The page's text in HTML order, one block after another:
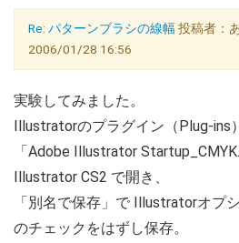
Re: パターンブラシの線幅投稿者：
2006/01/28 16:56
実験してみました。
Illustratorのプラグイン（Plug-ins
「Adobe Illustrator
Illustrator CS2 で開き、
「別名で保存」で Illustratorオプ
のチェックをはずし保存。